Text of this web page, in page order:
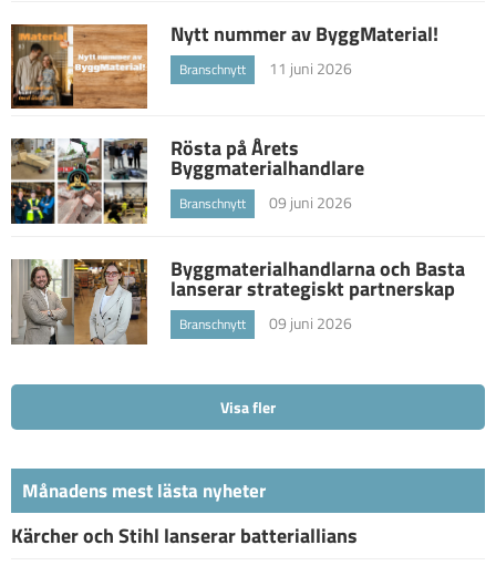
Nytt nummer av ByggMaterial!
Branschnytt 11 juni 2026
Rösta på Årets
Byggmaterialhandlare
Branschnytt 09 juni 2026
Byggmaterialhandlarna och Basta
lanserar strategiskt partnerskap
Branschnytt 09 juni 2026
Visa fler
Månadens mest lästa nyheter
Kärcher och Stihl lanserar batteriallians